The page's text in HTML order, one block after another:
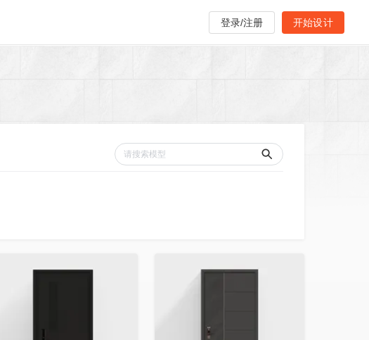
登录/注册 开始设计
收藏 收藏